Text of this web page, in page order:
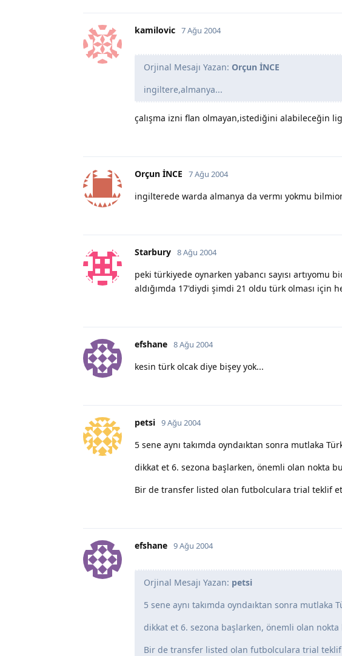
kamilovic 7 Ağu 2004
Orjinal Mesajı Yazan: Orçun İNCE
ingiltere,almanya...
çalışma izni flan olmayan,istediğini alabileceğin
Orçun İNCE 7 Ağu 2004
ingilterede warda almanya da vermı yokmu
Starbury 8 Ağu 2004
peki türkiyede oynarken yabancı sayısı artıyomu
aldığımda 17'diydi şimdi 21 oldu türk olması için
efshane 8 Ağu 2004
kesin türk olcak diye bişey yok...
petsi 9 Ağu 2004
5 sene aynı takımda oyndaıktan sonra mutlaka
dikkat et 6. sezona başlarken, önemli olan nokta
Bir de transfer listed olan futbolculara trial teklif
efshane 9 Ağu 2004
Orjinal Mesajı Yazan: petsi
5 sene aynı takımda oyndaıktan sonra mutlaka
dikkat et 6. sezona başlarken, önemli olan nokta
Bir de transfer listed olan futbolculara trial